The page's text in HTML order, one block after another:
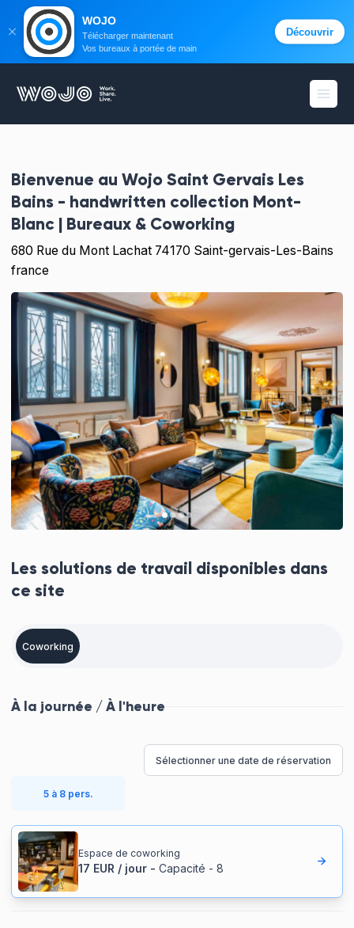
WOJO
Bienvenue au Wojo Saint Gervais Les
Bains - handwritten collection Mont-
Blanc | Bureaux & Coworking
680 Rue du Mont Lachat 74170 Saint-gervais-Les-Bains
france
Les solutions de travail disponibles dans
ce site
Coworking
À la journée / À l'heure
Sélectionner une date de réservation
5 à 8 pers.
Espace de coworking
17 EUR / jour - Capacité - 8
WOJO
Télécharger maintenant
Vos bureaux à portée de main
Découvrir